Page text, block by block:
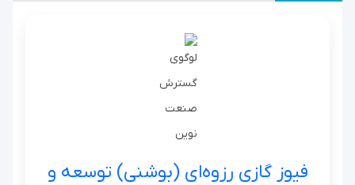
فیوز گازی رزوه‌ای (بوشنی) توسعه و